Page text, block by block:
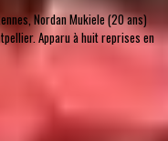
Nordan Mukiele (20 ans)
Apparu à huit reprises en